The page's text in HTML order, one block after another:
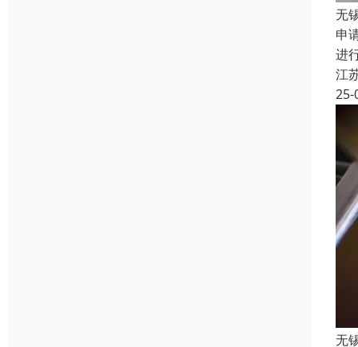
无
申
进
江
25-
无